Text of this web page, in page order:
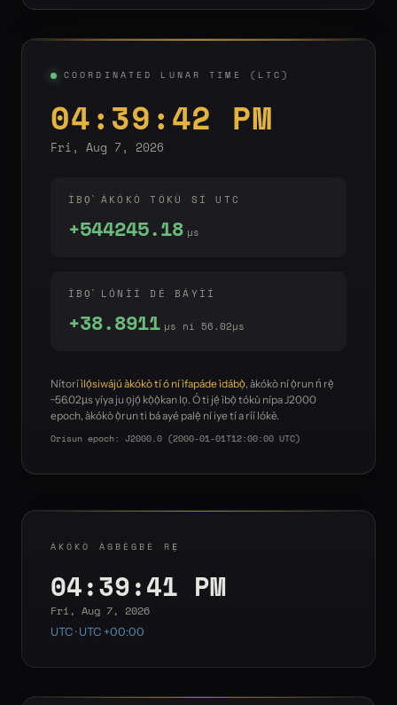
COORDINATED LUNAR TIME (LTC)
04:39:42 PM
Fri, Aug 7, 2026
ÌBỌ̀ ÀKÓKÒ TÓKÙ SÍ UTC
+544245.18 µs
ÌBỌ̀ LÓNÌÍ DÉ BÁYÌÍ
+38.8911 µs ní 56.02µs
Nítoríìlọ́siwájú àkókò tí ó ní ìfapáde ìdábọ̀, àkókò ní ọ̀run ń rẹ̀
~56.02µs yíya ju ọjọ́ kọ̀ọ̀kan lọ. Ó ti jẹ́ ìbọ̀ tókù nípa J2000
epoch, àkókò ọ̀run ti bá ayé palẹ̀ ní iye tí a ríí lókè.
Orísun epoch: J2000.0 (2000-01-01T12:00:00 UTC)
ÀKÓKÒ ÀGBÈGBÈ RẸ
04:39:41 PM
Fri, Aug 7, 2026
UTC · UTC +00:00